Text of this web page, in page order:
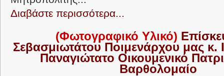
Διαβάστε περισσότερα...
(Φωτογραφικό Υλικό)
Σεβασμιωτάτου Ποιμενάρχου μας
Παναγιώτατο Οικουμενικό
Βαρθολομαίο